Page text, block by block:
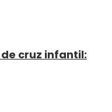
cruz infantil: